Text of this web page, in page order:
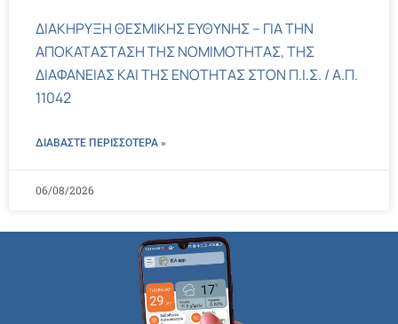
ΔΙΑΚΗΡΥΞΗ ΘΕΣΜΙΚΗΣ ΕΥΘΥΝΗΣ – ΓΙΑ ΤΗΝ
ΑΠΟΚΑΤΑΣΤΑΣΗ ΤΗΣ ΝΟΜΙΜΟΤΗΤΑΣ, ΤΗΣ
ΔΙΑΦΑΝΕΙΑΣ ΚΑΙ ΤΗΣ ΕΝΟΤΗΤΑΣ ΣΤΟΝ Π.Ι.Σ. / Α.Π.
11042
ΔΙΑΒΑΣΤΕ ΠΕΡΙΣΣΌΤΕΡΑ »
06/08/2026